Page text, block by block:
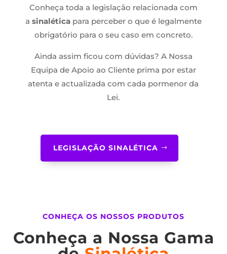
Conheça toda a legislação relacionada com
a sinaléticapara perceber o que é legalmente
obrigatório para o seu caso em concreto.
Ainda assim ficou com dúvidas? A Nossa
Equipa de Apoio ao Cliente prima por estar
atenta e actualizada com cada pormenor da
Lei.
LEGISLAÇÃO SINALÉTICA
CONHEÇA OS NOSSOS PRODUTOS
Conheça a Nossa Gama